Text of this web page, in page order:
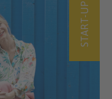
START-UP